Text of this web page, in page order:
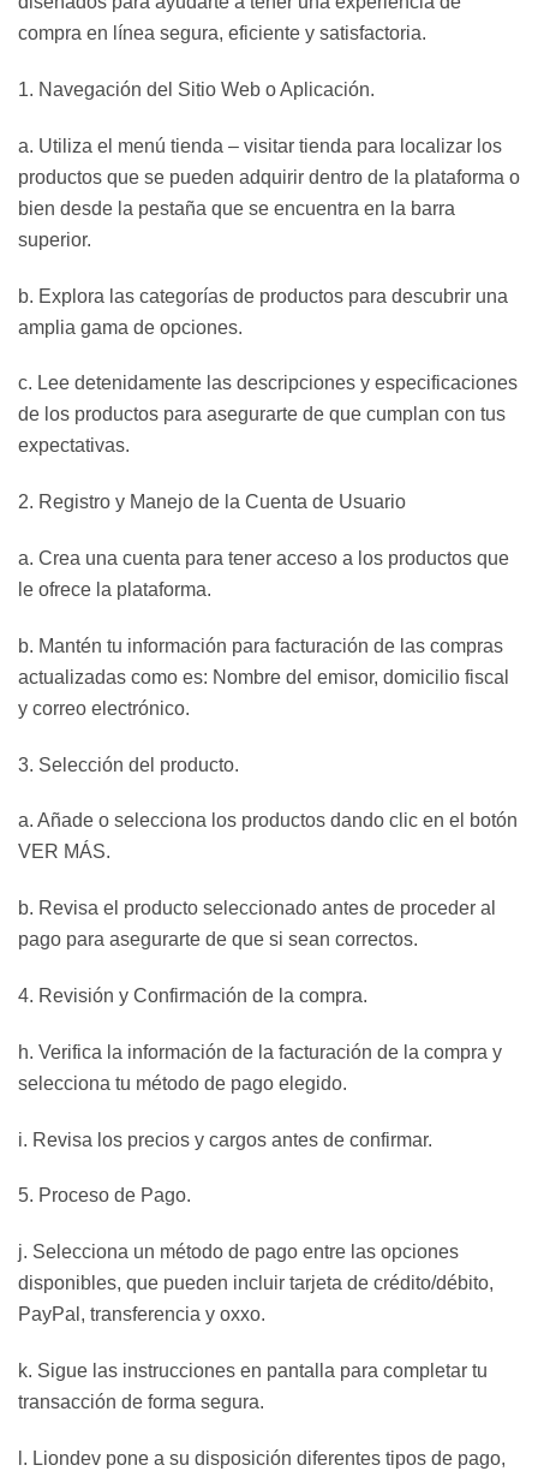
compra en línea segura, eficiente y satisfactoria.
1. Navegación del Sitio Web o Aplicación.
a. Utiliza el menú tienda – visitar tienda para localizar los
productos que se pueden adquirir dentro de la plataforma o
bien desde la pestaña que se encuentra en la barra
superior.
b. Explora las categorías de productos para descubrir una
amplia gama de opciones.
c. Lee detenidamente las descripciones y especificaciones
de los productos para asegurarte de que cumplan con tus
expectativas.
2. Registro y Manejo de la Cuenta de Usuario
a. Crea una cuenta para tener acceso a los productos que
le ofrece la plataforma.
b. Mantén tu información para facturación de las compras
actualizadas como es: Nombre del emisor, domicilio fiscal
y correo electrónico.
3. Selección del producto.
a. Añade o selecciona los productos dando clic en el botón
VER MÁS.
b. Revisa el producto seleccionado antes de proceder al
pago para asegurarte de que si sean correctos.
4. Revisión y Confirmación de la compra.
h. Verifica la información de la facturación de la compra y
selecciona tu método de pago elegido.
i. Revisa los precios y cargos antes de confirmar.
5. Proceso de Pago.
j. Selecciona un método de pago entre las opciones
disponibles, que pueden incluir tarjeta de crédito/débito,
PayPal, transferencia y oxxo.
k. Sigue las instrucciones en pantalla para completar tu
transacción de forma segura.
l. Liondev pone a su disposición diferentes tipos de pago,